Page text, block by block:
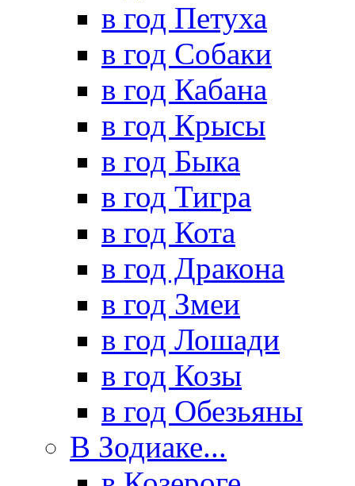
в год Петуха
в год Собаки
в год Кабана
в год Крысы
в год Быка
в год Тигра
в год Кота
в год Дракона
в год Змеи
в год Лошади
в год Козы
в год Обезьяны
В Зодиаке...